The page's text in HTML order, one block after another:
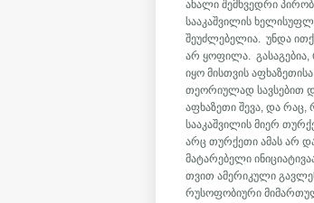
ახალი შემხვედრი
სააკაშვილის
შეუძლებელია. უნდა
არ ყოფილა. გასაგებია,
იყო მისთვის
თეორიულად სავსებით
აფხაზეთი შევა, და
სააკაშვილის მიერ
არც თურქეთი ამას არ
მატარებელი
თვით ამერიკული
რუსოფობიური